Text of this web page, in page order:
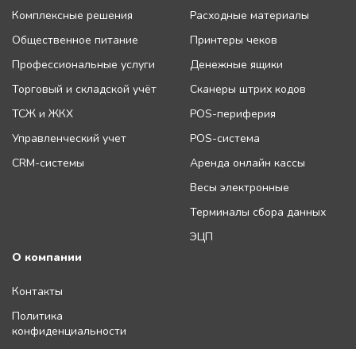
Комплексные решения
Общественное питание
Профессиональные услуги
Торговый и складской учёт
ТСЖ и ЖКХ
Управленческий учет
CRM-системы
Расходные материалы
Принтеры чеков
Денежные ящики
Сканеры штрих кодов
POS-периферия
POS-система
Аренда онлайн кассы
Весы электронные
Терминалы сбора данных
ЭЦП
О компании
Контакты
Политика
конфиденциальности